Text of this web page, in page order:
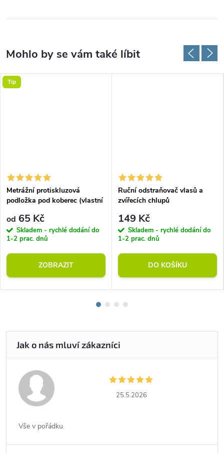
Tip
Metrážní protiskluzová
podložka pod koberec (vlastní
od 65 Kč
Skladem - rychlé dodání do
1-2 prac. dnů
ZOBRAZIT
Ruční odstraňovač vlasů a
zvířecích chlupů
149 Kč
Skladem - rychlé dodání do
1-2 prac. dnů
DO KOŠÍKU
25.5.2026
Vše v pořádku.